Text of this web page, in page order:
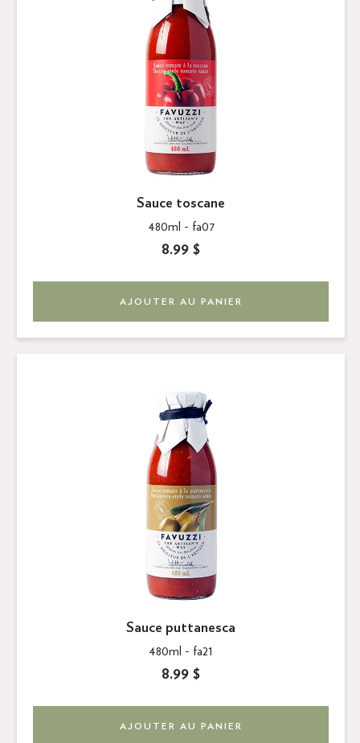
Sauce toscane
480ml - fa07
8.99 $
AJOUTER AU PANIER
Sauce puttanesca
480ml - fa21
8.99 $
AJOUTER AU PANIER